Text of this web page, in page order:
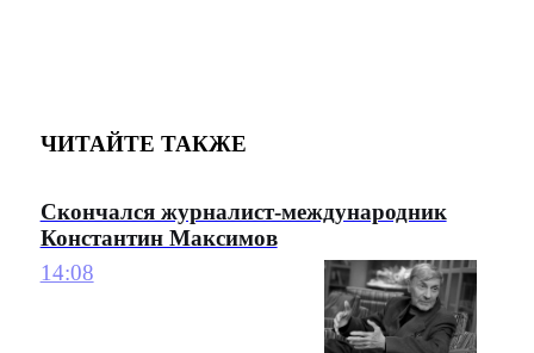
ЧИТАЙТЕ ТАКЖЕ
Скончался журналист-международник
Константин Максимов
14:08